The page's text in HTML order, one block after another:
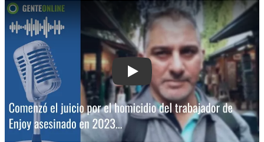
Play: Comenzó el juicio por el